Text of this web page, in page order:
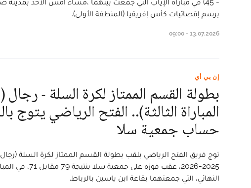
برسم إقصائيات كأس إفريقيا (المنطقة الأولى).
13.07.2026 - 09:00
إن بي أي
بطولة القسم الممتاز لكرة السلة - رجال
المباراة الثالثة).. الفتح الرياضي يتوج
حساب جمعية سلا
توج فريق الفتح الرياضي بلقب بطولة القسم الممتاز لكرة السلة
2025-2026، عقب فوزه على
النهائي، التي جمعتهما بقاعة ابن ياسين بالرباط.